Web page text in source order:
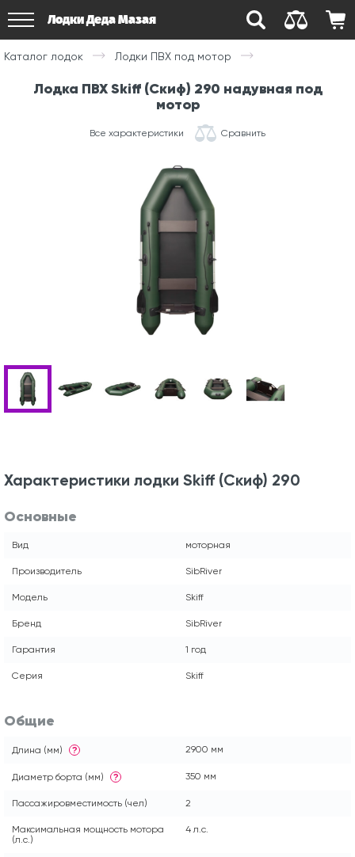
Лодки Деда Мазая
Каталог лодок Лодки ПВХ под мотор
Лодка ПВХ Skiff (Скиф) 290 надувная под
мотор
Все характеристики Сравнить
Характеристики лодки Skiff (Скиф) 290
Основные
Вид моторная
Производитель SibRiver
Модель Skiff
Бренд SibRiver
Гарантия 1 год
Серия Skiff
Общие
Длина (мм) ? 2900 мм
Диаметр борта (мм) ? 350 мм
Пассажировместимость (чел) 2
Максимальная мощность мотора
(л.с.)
4 л.с.